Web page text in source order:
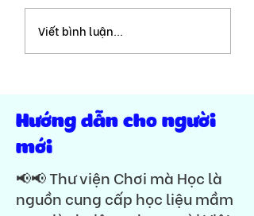
Tổng hợp 16 trang | Bé
Viết bình luận...
Hướng dẫn cho người
mới
📢📢 Thư viện Chơi mà Học là
nguồn cung cấp học liệu mầm